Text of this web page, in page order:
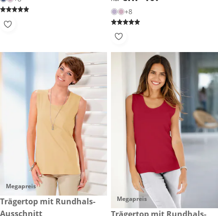
+8
Megapreis
CHF 10.-
Trägertop mit Rundhals-
Ausschnitt
Megapreis